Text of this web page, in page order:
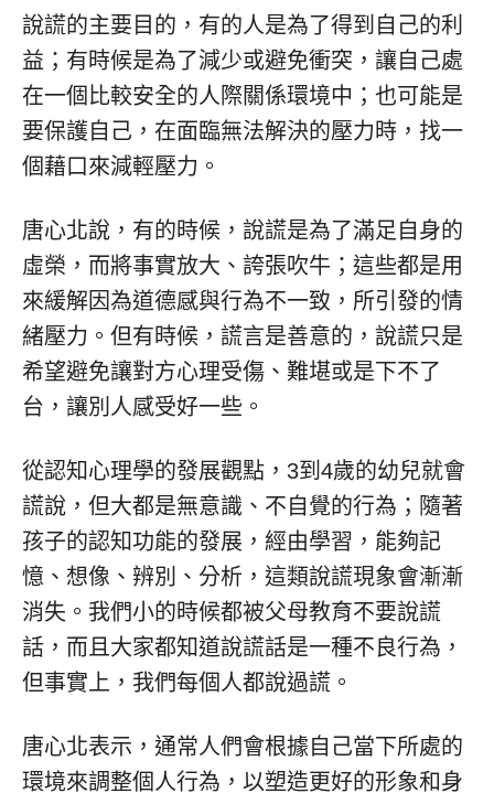
說謊的主要目的，有的人是為了得到自己的利
益；有時候是為了減少或避免衝突，讓自己處
在一個比較安全的人際關係環境中；也可能是
要保護自己，在面臨無法解決的壓力時，找一
個藉口來減輕壓力。
唐心北說，有的時候，說謊是為了滿足自身的
虛榮，而將事實放大、誇張吹牛；這些都是用
來緩解因為道德感與行為不一致，所引發的情
緒壓力。但有時候，謊言是善意的，說謊只是
希望避免讓對方心理受傷、難堪或是下不了
台，讓別人感受好一些。
從認知心理學的發展觀點，3到4歲的幼兒就會
謊說，但大都是無意識、不自覺的行為；隨著
孩子的認知功能的發展，經由學習，能夠記
憶、想像、辨別、分析，這類說謊現象會漸漸
消失。我們小的時候都被父母教育不要說謊
話，而且大家都知道說謊話是一種不良行為，
但事實上，我們每個人都說過謊。
唐心北表示，通常人們會根據自己當下所處的
環境來調整個人行為，以塑造更好的形象和身